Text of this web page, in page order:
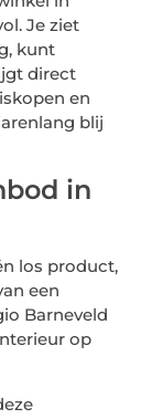
Je ziet
kunt
direct
en
blij
in
los product,
een
Barneveld
op